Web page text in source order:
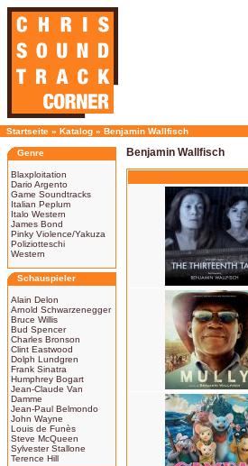
Startseite » Katalog » Benjamin Wallfisch
Genre
Blaxploitation
Dario Argento
Game Soundtracks
Italian Peplum
Italo Western
James Bond
Pinky Violence/Yakuza
Poliziotteschi
Western
Schauspieler
Alain Delon
Arnold Schwarzenegger
Bruce Willis
Bud Spencer
Charles Bronson
Clint Eastwood
Dolph Lundgren
Frank Sinatra
Humphrey Bogart
Jean-Claude Van
Damme
Jean-Paul Belmondo
John Wayne
Louis de Funès
Steve McQueen
Sylvester Stallone
Terence Hill
Benjamin Wallfisch